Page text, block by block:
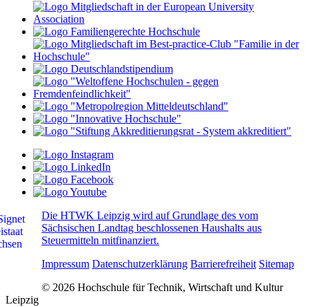
Die HTWK Leipzig wird auf Grundlage des vom
Sächsischen Landtag beschlossenen Haushalts aus
Steuermitteln mitfinanziert.
Impressum Datenschutzerklärung Barrierefreiheit Sitemap
© 2026 Hochschule für Technik, Wirtschaft und Kultur
Leipzig